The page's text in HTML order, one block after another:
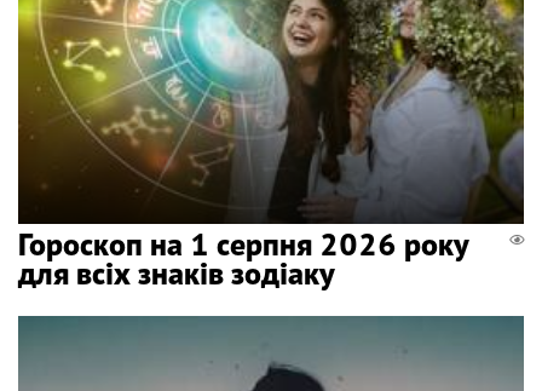
Гороскоп на 1 серпня 2026 року
для всіх знаків зодіаку